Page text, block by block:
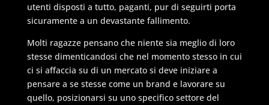
utenti disposti a tutto, paganti, pur di seguirti porta
sicuramente a un devastante fallimento.
Molti ragazze pensano che niente sia meglio di loro
stesse dimenticandosi che nel momento stesso in cui
ci si affaccia su di un mercato si deve iniziare a
pensare a se stesse come un brand e lavorare su
quello, posizionarsi su uno specifico settore del